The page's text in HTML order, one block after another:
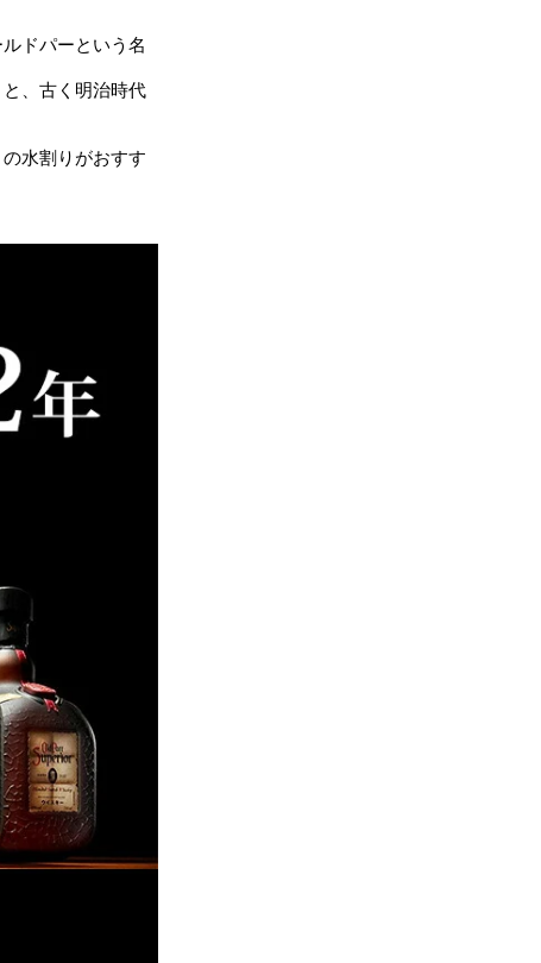
ドパーという名
、古く明治時代
水割りがおすす